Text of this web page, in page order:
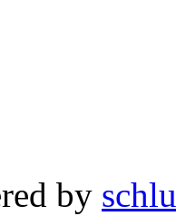
by